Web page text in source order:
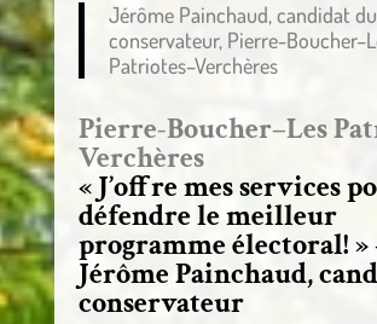
Jérôme Painchaud, candidat
conservateur, Pierre-
Patriotes–Verchères
Pierre-Boucher–Les
Verchères
« J’offre mes services
défendre le meilleur
programme électoral! »
Jérôme Painchaud,
conservateur